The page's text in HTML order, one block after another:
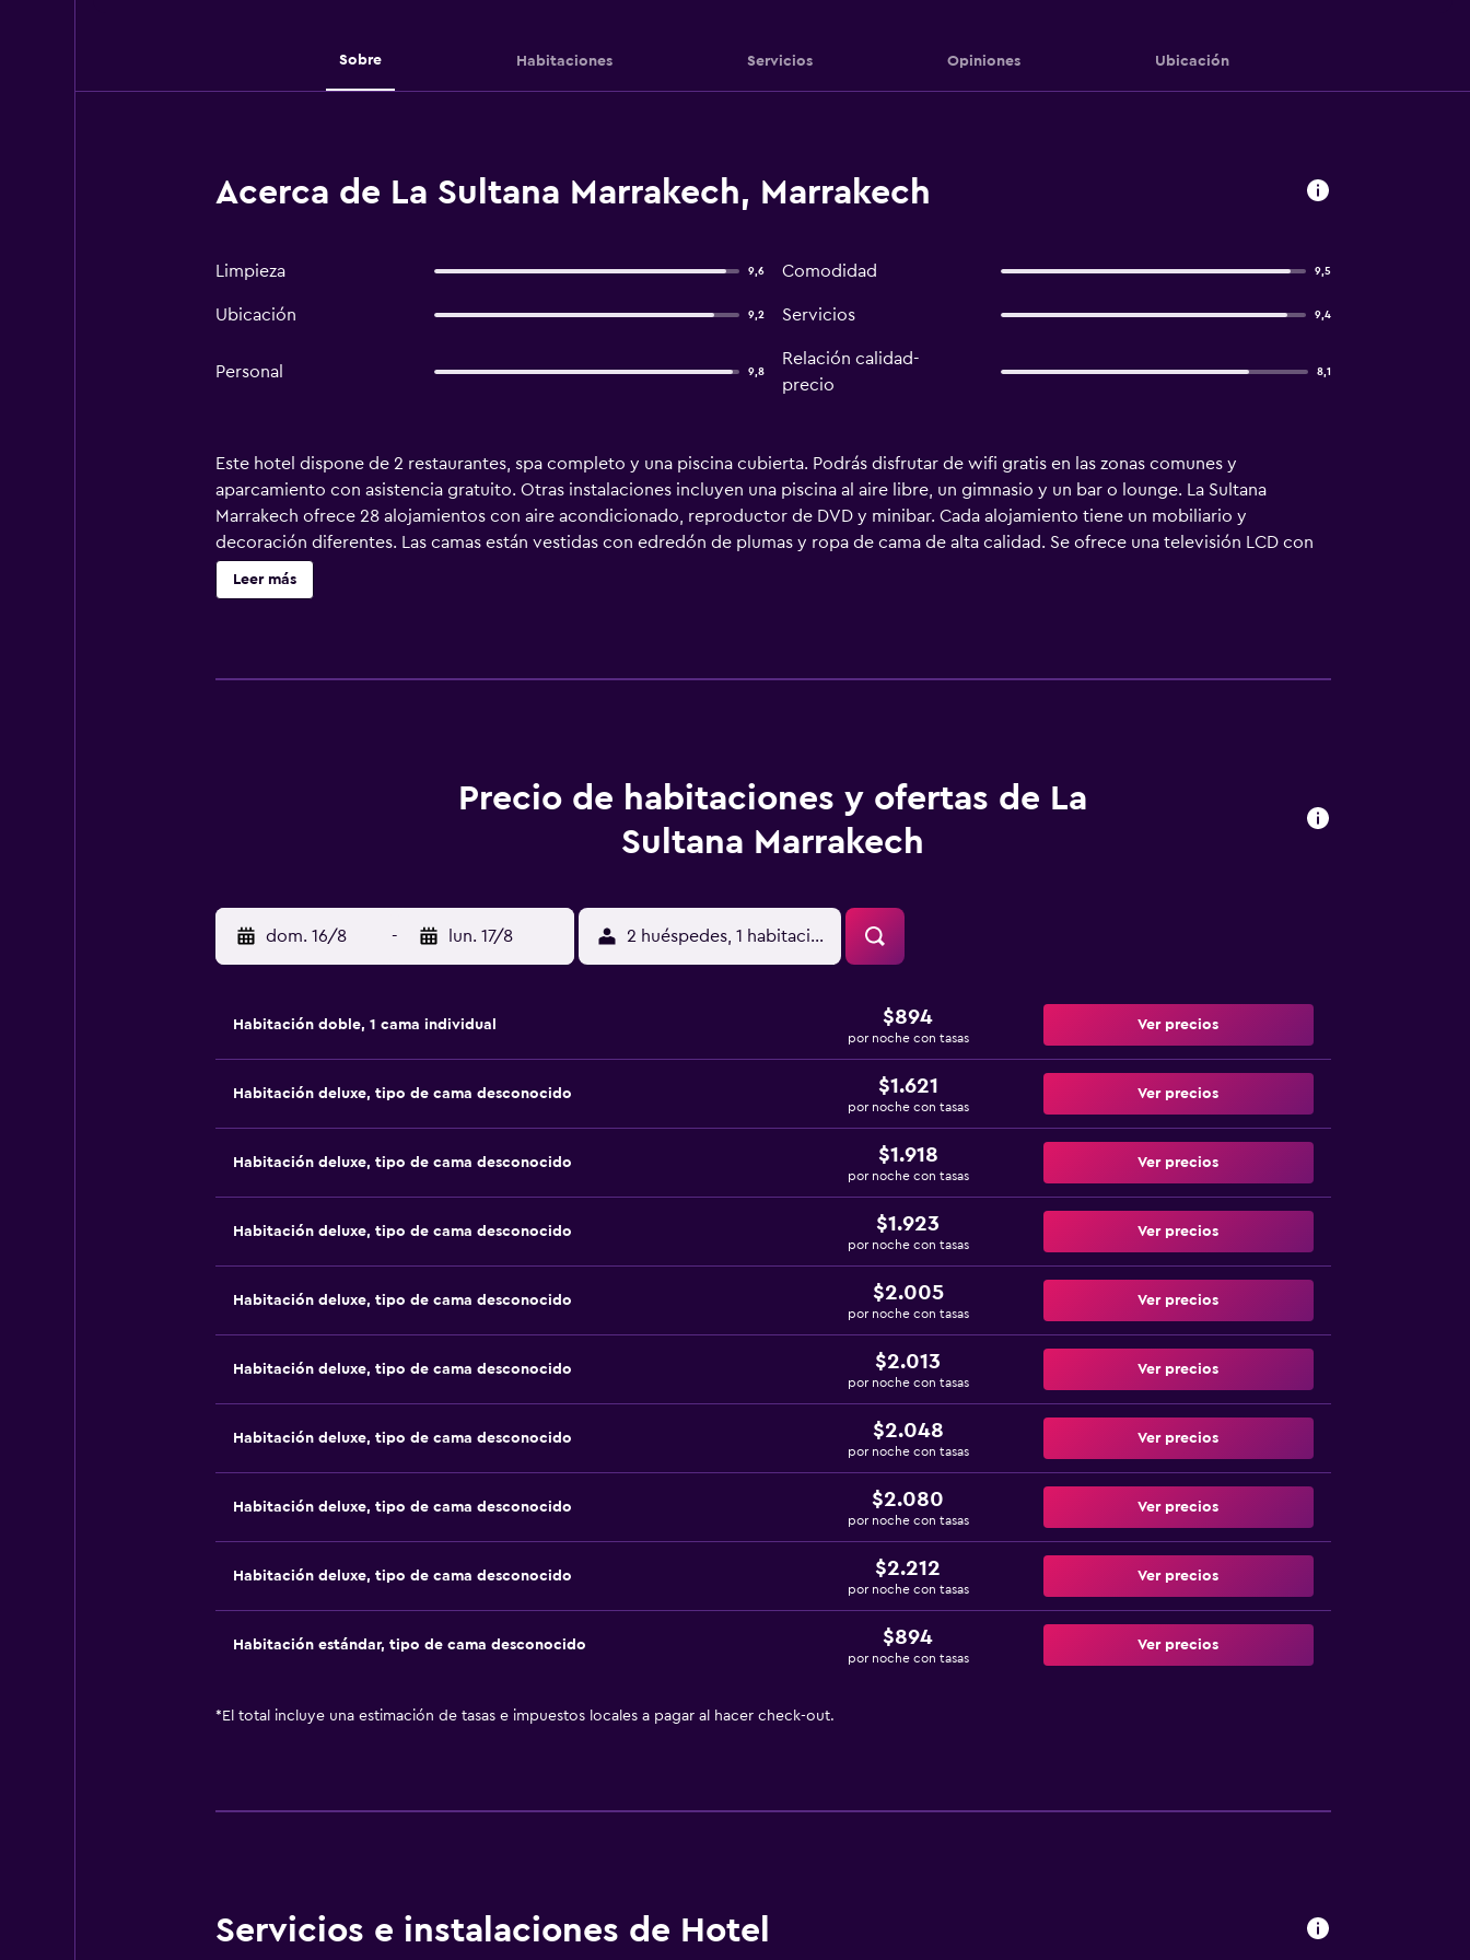
Sobre Habitaciones Servicios Opiniones Ubicación
Acerca de La Sultana Marrakech, Marrakech
Limpieza 9,6 Comodidad 9,5
Ubicación 9,2 Servicios 9,4
Personal 9,8
Relación calidad-
precio
8,1
Este hotel dispone de 2 restaurantes, spa completo y una piscina cubierta. Podrás disfrutar de wifi gratis en las zonas comunes y
aparcamiento con asistencia gratuito. Otras instalaciones incluyen una piscina al aire libre, un gimnasio y un bar o lounge. La Sultana
Marrakech ofrece 28 alojamientos con aire acondicionado, reproductor de DVD y minibar. Cada alojamiento tiene un mobiliario y
decoración diferentes. Las camas están vestidas con edredón de plumas y ropa de cama de alta calidad. Se ofrece una televisión LCD con
canales por satélite. Los baños están equipados con bañera y ducha independientes con cabezal de ducha tipo lluvia, albornoces, zapatillas
y artículos de higiene personal gratuitos. Este hotel en Marrakech ofrece acceso a Internet por cable y wifi gratis. Entre las comodidades
Leer más
Precio de habitaciones y ofertas de La
Sultana Marrakech
dom. 16/8 - lun. 17/8 2 huéspedes, 1 habitación
Habitación doble, 1 cama individual $894
por noche con tasas
Ver precios
Habitación deluxe, tipo de cama desconocido $1.621
por noche con tasas
Ver precios
Habitación deluxe, tipo de cama desconocido $1.918
por noche con tasas
Ver precios
Habitación deluxe, tipo de cama desconocido $1.923
por noche con tasas
Ver precios
Habitación deluxe, tipo de cama desconocido $2.005
por noche con tasas
Ver precios
Habitación deluxe, tipo de cama desconocido $2.013
por noche con tasas
Ver precios
Habitación deluxe, tipo de cama desconocido $2.048
por noche con tasas
Ver precios
Habitación deluxe, tipo de cama desconocido $2.080
por noche con tasas
Ver precios
Habitación deluxe, tipo de cama desconocido $2.212
por noche con tasas
Ver precios
Habitación estándar, tipo de cama desconocido $894
por noche con tasas
Ver precios
* El total incluye una estimación de tasas e impuestos locales a pagar al hacer check-out.
Servicios e instalaciones de Hotel